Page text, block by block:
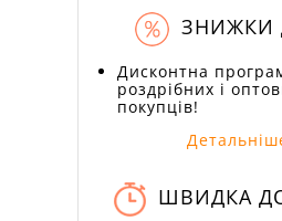
ЗНИЖКИ
Дисконтна
роздрібних і
покупців!
ШВИДКА